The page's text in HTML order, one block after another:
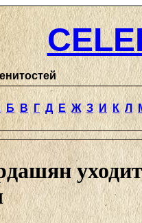
Б В Г Д Е Ж З И К Л
уходит